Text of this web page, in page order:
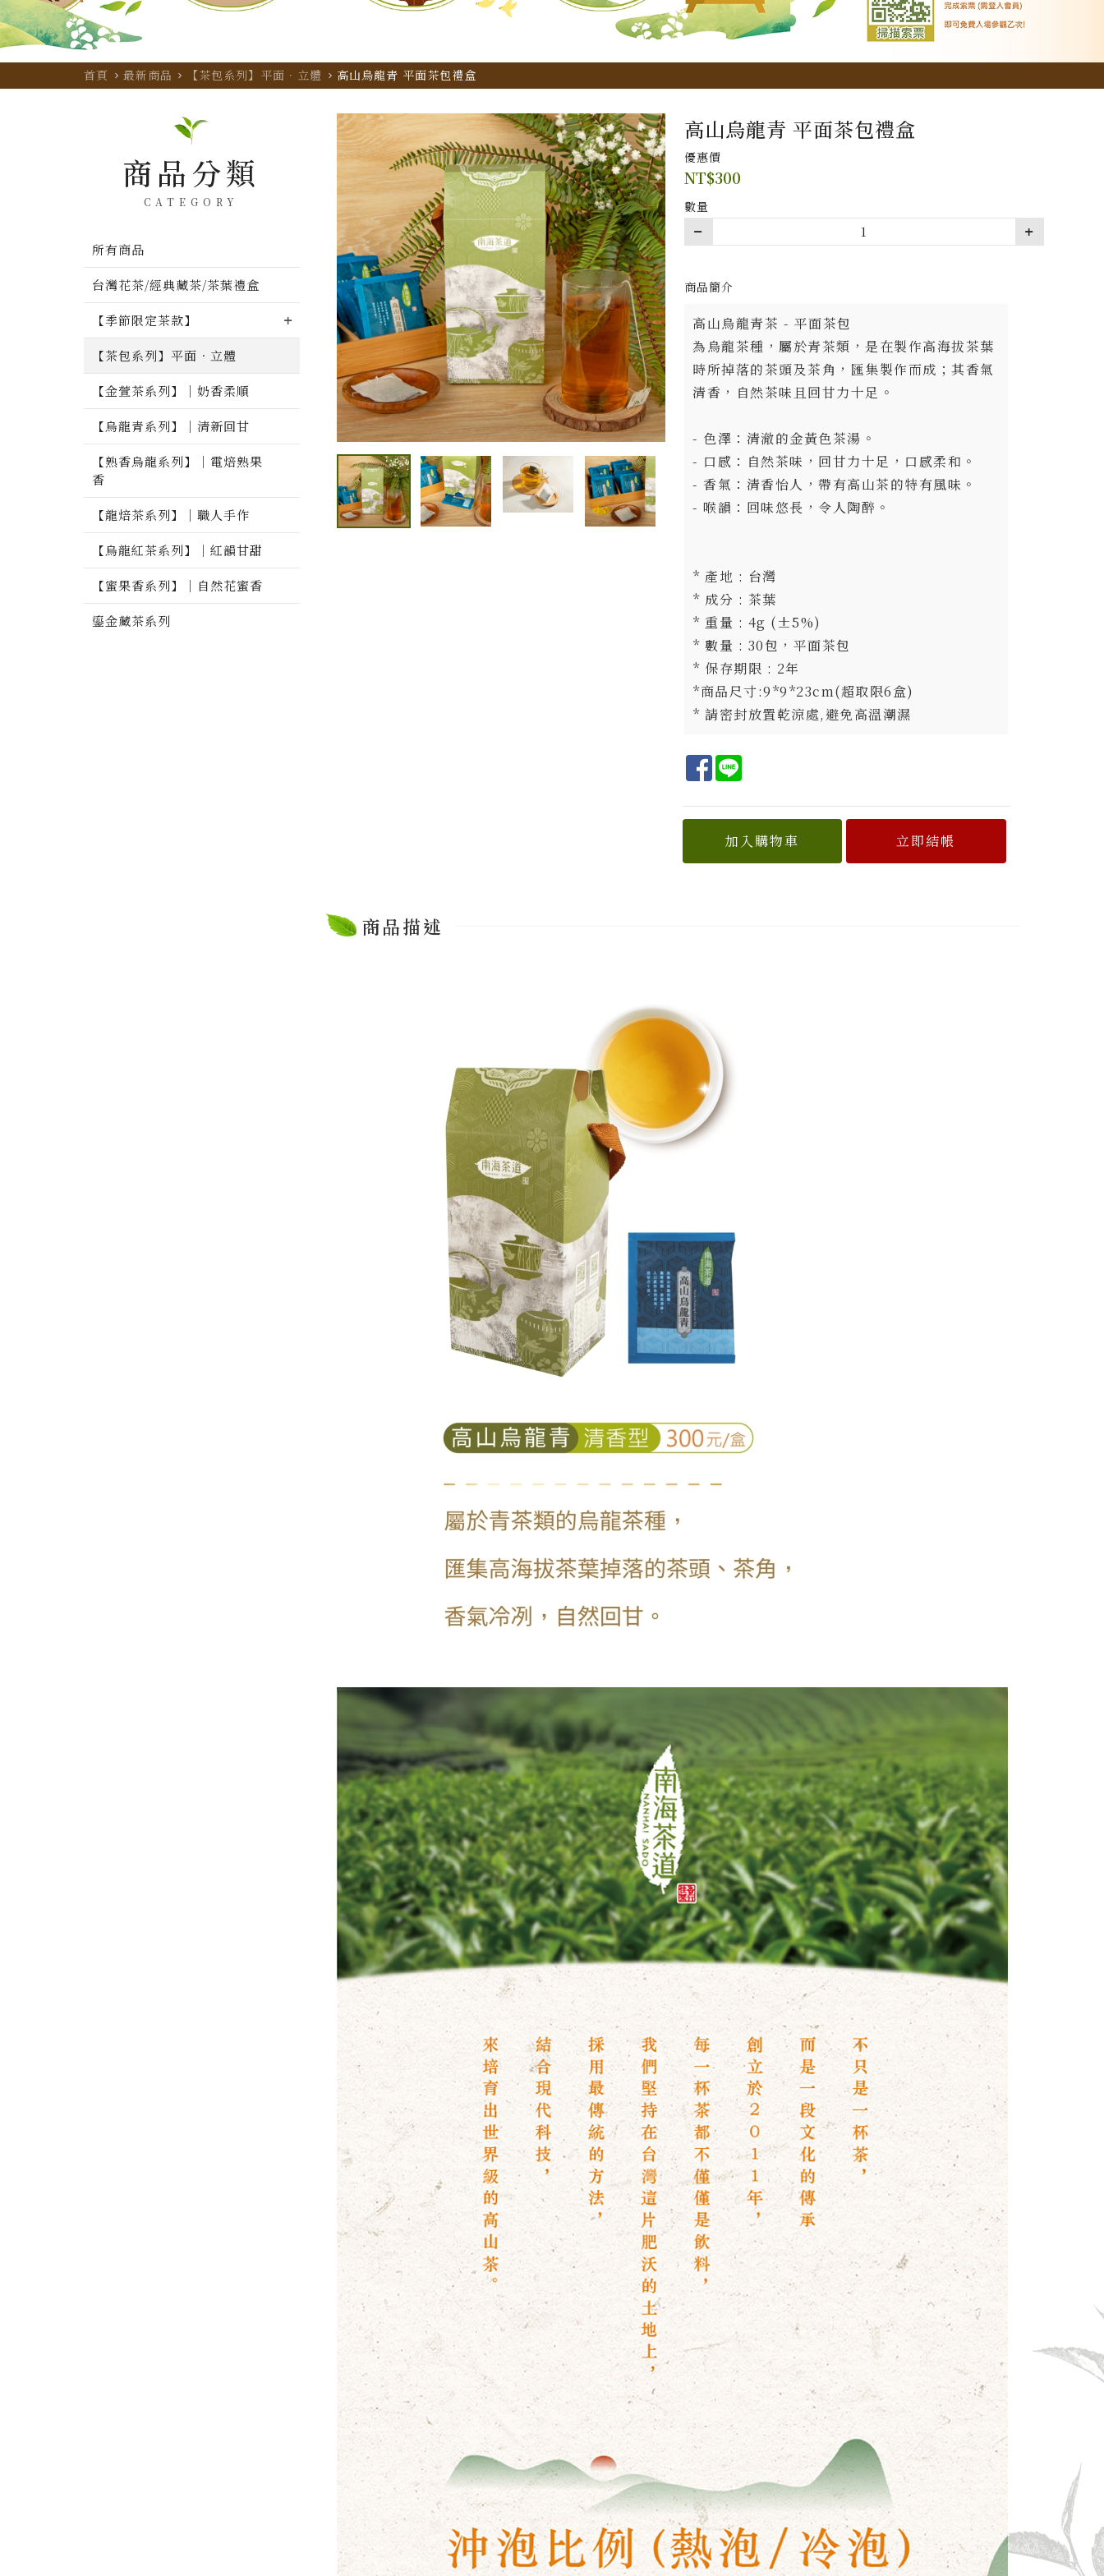
首頁 最新商品 【茶包系列】平面．立體 高山烏龍青 平面茶包禮盒
商品分類
CATEGORY
所有商品
台灣花茶/經典藏茶/茶葉禮盒
【季節限定茶款】
【茶包系列】平面．立體
【金萱茶系列】｜奶香柔順
【烏龍青系列】｜清新回甘
【熟香烏龍系列】｜電焙熟果
香
【龍焙茶系列】｜職人手作
【烏龍紅茶系列】｜紅韻甘甜
【蜜果香系列】｜自然花蜜香
鎏金藏茶系列
高山烏龍青 平面茶包禮盒
優惠價
NT$300
數量
商品簡介
高山烏龍青茶 - 平面茶包
為烏龍茶種，屬於青茶類，是在製作高海拔茶葉
時所掉落的茶頭及茶角，匯集製作而成；其香氣
清香，自然茶味且回甘力十足。
- 色澤：清澈的金黃色茶湯。
- 口感：自然茶味，回甘力十足，口感柔和。
- 香氣：清香怡人，帶有高山茶的特有風味。
- 喉韻：回味悠長，令人陶醉。
* 產地 : 台灣
* 成分 : 茶葉
* 重量 : 4g (±5%)
* 數量 : 30包，平面茶包
* 保存期限 : 2年
*商品尺寸:9*9*23cm(超取限6盒)
* 請密封放置乾涼處,避免高溫潮濕
Facebook
加入購物車 立即結帳
商品描述